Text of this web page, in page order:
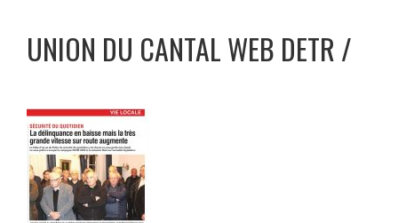
UNION DU CANTAL WEB DETR